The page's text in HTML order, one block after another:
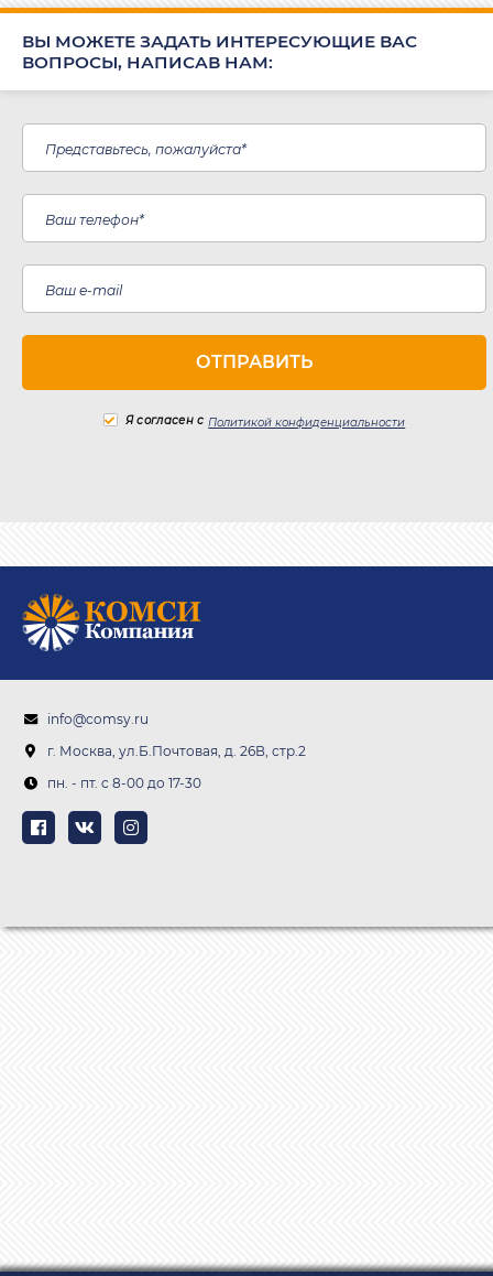
ВЫ МОЖЕТЕ ЗАДАТЬ ИНТЕРЕСУЮЩИЕ ВАС
ВОПРОСЫ, НАПИСАВ НАМ:
Я согласен с Политикой конфиденциальности
info@comsy.ru
г. Москва, ул.Б.Почтовая, д. 26В, стр.2
пн. - пт. c 8-00 до 17-30